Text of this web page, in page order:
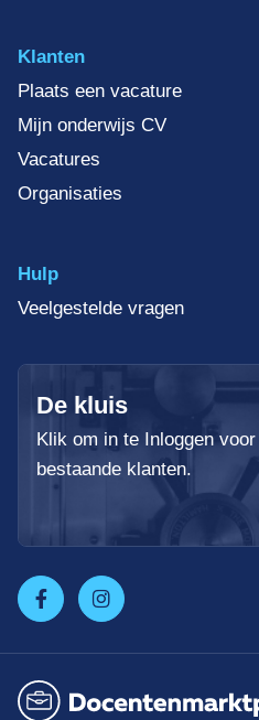
Klanten
Plaats een vacature
Mijn onderwijs CV
Vacatures
Organisaties
Hulp
Veelgestelde vragen
De kluis
Klik om in te Inloggen
bestaande klanten.